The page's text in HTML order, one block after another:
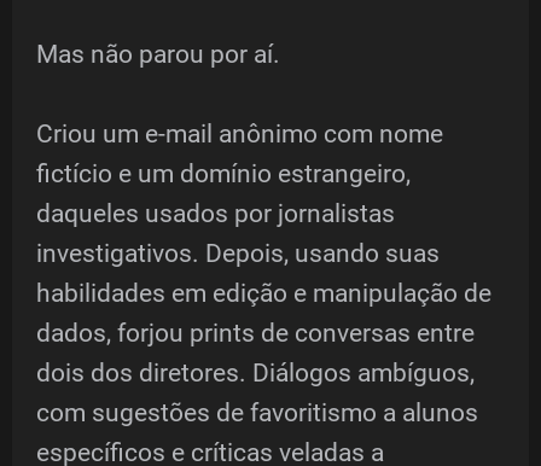
Mas não parou por aí.
Criou um e-mail anônimo com nome
fictício e um domínio estrangeiro,
daqueles usados por jornalistas
investigativos. Depois, usando suas
habilidades em edição e manipulação de
dados, forjou prints de conversas entre
dois dos diretores. Diálogos ambíguos,
com sugestões de favoritismo a alunos
específicos e críticas veladas a